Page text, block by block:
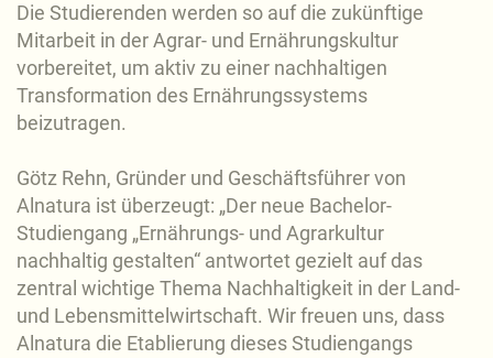
Die Studierenden werden so auf die zukünftige
Mitarbeit in der Agrar- und Ernährungskultur
vorbereitet, um aktiv zu einer nachhaltigen
Transformation des Ernährungssystems
beizutragen.
Götz Rehn, Gründer und Geschäftsführer von
Alnatura ist überzeugt: „Der neue Bachelor-
Studiengang „Ernährungs- und Agrarkultur
nachhaltig gestalten“ antwortet gezielt auf das
zentral wichtige Thema Nachhaltigkeit in der Land-
und Lebensmittelwirtschaft. Wir freuen uns, dass
Alnatura die Etablierung dieses Studiengangs